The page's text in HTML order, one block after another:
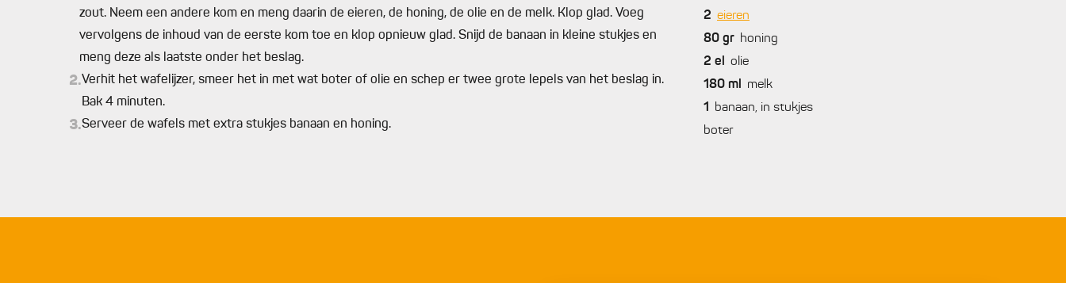
2 eieren
80 gr honing
2 el
olie
180 ml
melk
1
banaan, in stukjes
boter
zout. Neem een andere kom en meng daarin de eieren, de honing, de olie en de melk. Klop glad. Voeg
vervolgens de inhoud van de eerste kom toe en klop opnieuw glad. Snijd de banaan in kleine stukjes en
meng deze als laatste onder het beslag.
2.Verhit het wafelijzer, smeer het in met wat boter of olie en schep er twee grote lepels van het beslag in.
Bak 4 minuten.
3.Serveer de wafels met extra stukjes banaan en honing.